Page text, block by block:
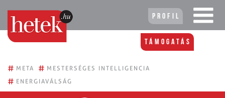
Profil
Támogatás
# META # MESTERSÉGES INTELLIGENCIA
# ENERGIAVÁLSÁG